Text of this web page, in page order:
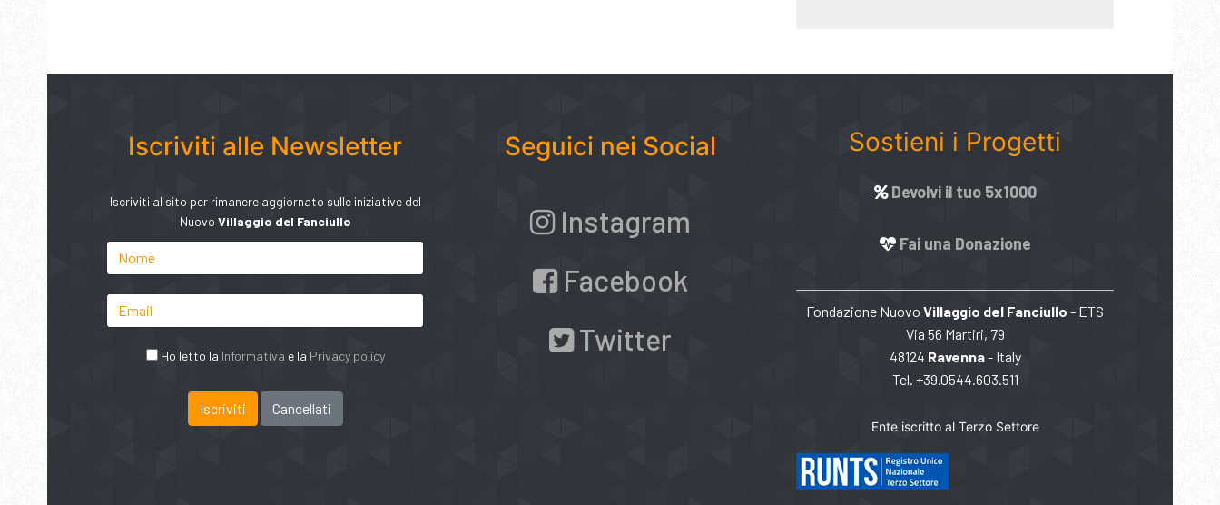
Iscriviti alle Newsletter
Iscriviti al sito per rimanere aggiornato sulle iniziative del
Nuovo Villaggio del Fanciullo
Ho letto la Informativa e la Privacy policy
Seguici nei Social
Instagram
Facebook
Twitter
Sostieni i Progetti
Devolvi il tuo 5x1000
Fai una Donazione
Fondazione Nuovo Villaggio del Fanciullo - ETS
Via 56 Martiri, 79
48124 Ravenna- Italy
Tel. +39.0544.603.511
Ente iscritto al Terzo Settore